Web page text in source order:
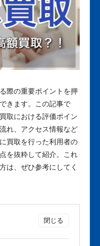
際の重要ポイントを押
きます。この記事で
取における評価ポイン
れ、アクセス情報など
買取を行った利用者の
を抜粋して紹介。これ
は、ぜひ参考にしてく